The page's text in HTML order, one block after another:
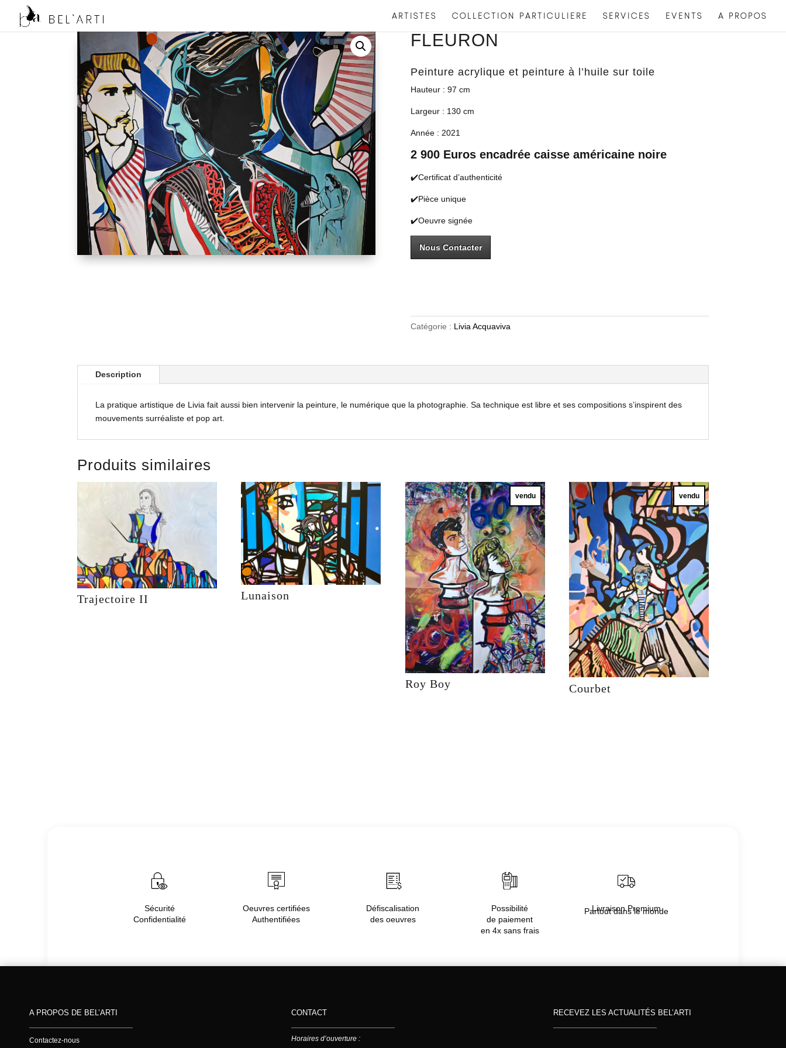
ARTISTES COLLECTION PARTICULIERE SERVICES EVENTS A PROPOS
FLEURON
Peinture acrylique et peinture à l’huile sur toile
Hauteur : 97 cm
Largeur : 130 cm
Année : 2021
2 900 Euros encadrée caisse américaine noire
✔️Certificat d’authenticité
✔️Pièce unique
✔️Oeuvre signée
Nous Contacter
Catégorie : Livia Acquaviva
Description
La pratique artistique de Livia fait aussi bien intervenir la peinture, le numérique que la photographie. Sa technique est libre et ses compositions s’inspirent des
mouvements surréaliste et pop art.
Produits similaires
Trajectoire II Lunaison
vendu
Roy Boy
vendu
Courbet
Sécurité
Confidentialité
Oeuvres certifiées
Authentifiées
Défiscalisation
des oeuvres
Possibilité
de paiement
en 4x sans frais
Livraison Premium
Partout dans le monde
A PROPOS DE BEL’ARTI
Contactez-nous
CONTACT
Horaires d’ouverture :
RECEVEZ LES ACTUALITÉS BEL’ARTI